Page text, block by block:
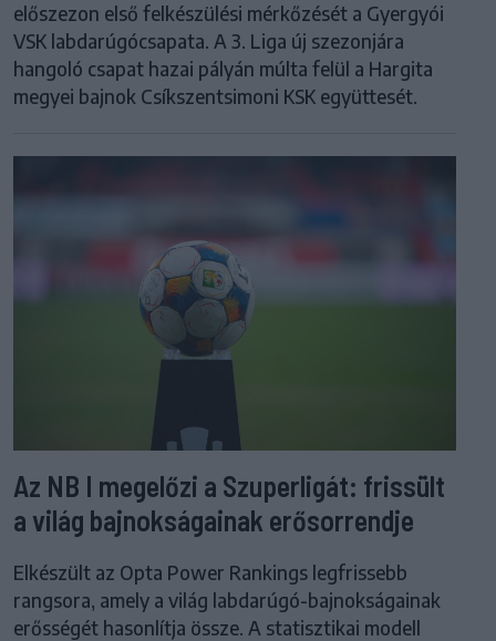
előszezon első felkészülési mérkőzését a Gyergyói
VSK labdarúgócsapata. A 3. Liga új szezonjára
hangoló csapat hazai pályán múlta felül a Hargita
megyei bajnok Csíkszentsimoni KSK együttesét.
Az NB I megelőzi a Szuperligát: frissült
a világ bajnokságainak erősorrendje
Elkészült az Opta Power Rankings legfrissebb
rangsora, amely a világ labdarúgó-bajnokságainak
erősségét hasonlítja össze. A statisztikai modell